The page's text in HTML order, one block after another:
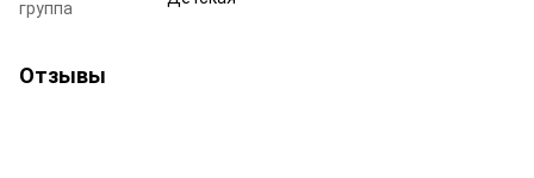
группа
Отзывы